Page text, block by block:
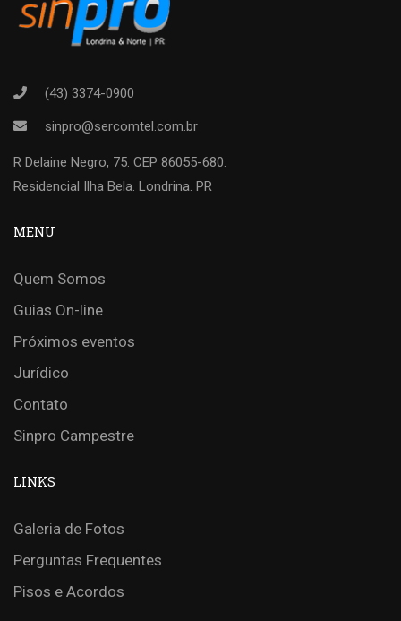
(43) 3374-0900
sinpro@sercomtel.com.br
R Delaine Negro, 75. CEP 86055-680.
Residencial Ilha Bela. Londrina. PR
MENU
Quem Somos
Guias On-line
Próximos eventos
Jurídico
Contato
Sinpro Campestre
LINKS
Galeria de Fotos
Perguntas Frequentes
Pisos e Acordos